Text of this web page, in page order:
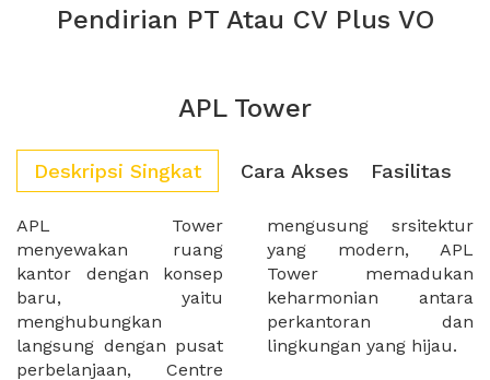
Pendirian PT Atau CV Plus VO
APL Tower
Deskripsi Singkat Cara Akses Fasilitas
APL Tower
menyewakan ruang
kantor dengan konsep
baru, yaitu
menghubungkan
langsung dengan pusat
perbelanjaan, Centre
mengusung srsitektur
yang modern, APL
Tower memadukan
keharmonian antara
perkantoran dan
lingkungan yang hijau.